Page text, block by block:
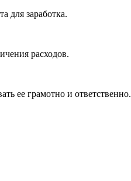
для заработка.
расходов.
ее грамотно и ответственно.